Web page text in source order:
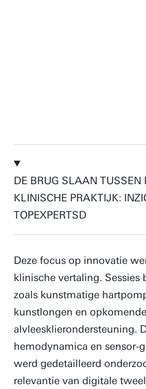
DE BRUG SLAAN TUSSEN
KLINISCHE PRAKTIJK:
TOPEXPERTSD
Deze focus op innovatie
klinische vertaling. Sessies
zoals kunstmatige
kunstlongen en
alvleesklierondersteuning.
hemodynamica en sensor-
werd gedetailleerd
relevantie van digitale